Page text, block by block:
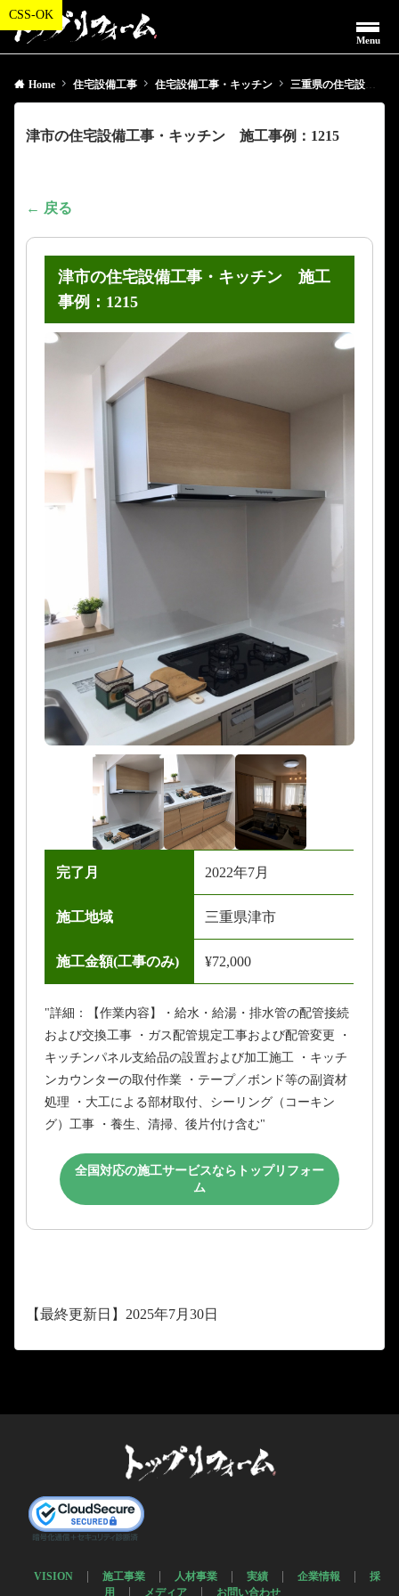
Menu
Home 住宅設備工事 住宅設備工事・キッチン 三重県の住宅設備工事・キッチン
津市の住宅設備工事・キッチン 施工事例：1215
← 戻る
津市の住宅設備工事・キッチン 施工
事例：1215
完了月 2022年7月
施工地域 三重県津市
施工金額(工事のみ) ¥72,000
"詳細：【作業内容】・給水・給湯・排水管の配管接続
および交換工事 ・ガス配管規定工事および配管変更 ・
キッチンパネル支給品の設置および加工施工 ・キッチ
ンカウンターの取付作業 ・テープ／ボンド等の副資材
処理 ・大工による部材取付、シーリング（コーキン
グ）工事 ・養生、清掃、後片付け含む"
全国対応の施工サービスならトップリフォー
ム
【最終更新日】2025年7月30日
VISION 施工事業 人材事業 実績 企業情報
採
用
メディア お問い合わせ